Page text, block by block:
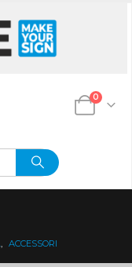
0
ACCESSORI